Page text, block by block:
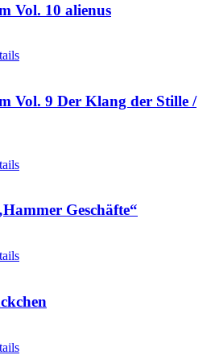
Vol. 10 alienus
Vol. 9 Der Klang der Stille /
Geschäfte“